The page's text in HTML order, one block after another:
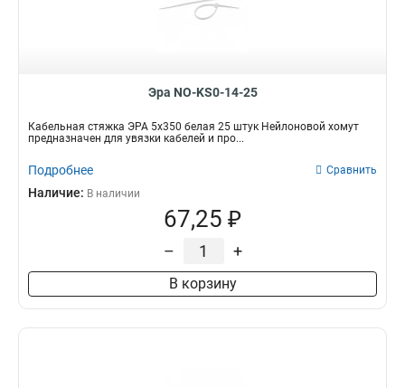
Эра NO-KS0-14-25
Кабельная стяжка ЭРА 5х350 белая 25 штук Нейлоновой хомут
предназначен для увязки кабелей и про...
Подробнее Сравнить
Наличие: В наличии
67,25 ₽
– +
В корзину